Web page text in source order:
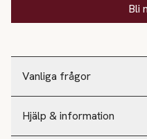
Vanliga frågor
Hjälp & information
Bli